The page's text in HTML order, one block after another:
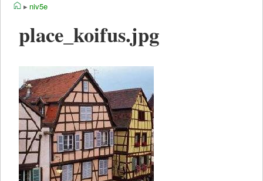
accueil
niv5e
place_koifus.jpg